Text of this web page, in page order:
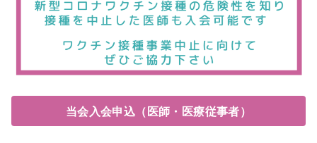
当会入会申込（医師・医療従事者）